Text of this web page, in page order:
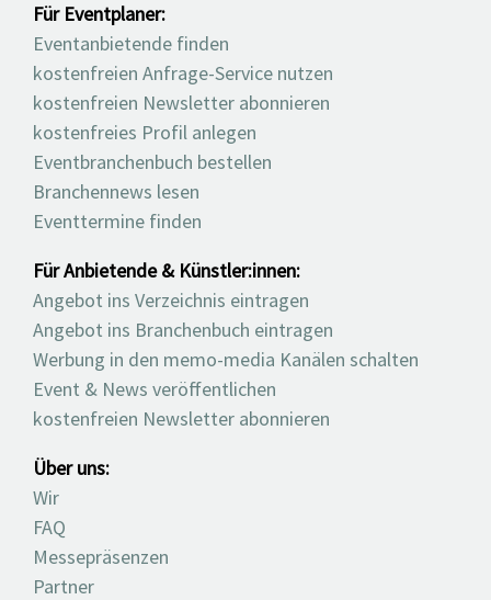
Für Eventplaner:
Eventanbietende finden
kostenfreien Anfrage-Service nutzen
kostenfreien Newsletter abonnieren
kostenfreies Profil anlegen
Eventbranchenbuch bestellen
Branchennews lesen
Eventtermine finden
Für Anbietende & Künstler:innen:
Angebot ins Verzeichnis eintragen
Angebot ins Branchenbuch eintragen
Werbung in den memo-media Kanälen schalten
Event & News veröffentlichen
kostenfreien Newsletter abonnieren
Über uns:
Wir
FAQ
Messepräsenzen
Partner